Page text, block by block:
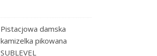
Pistacjowa damska
kamizelka pikowana
SUBLEVEL